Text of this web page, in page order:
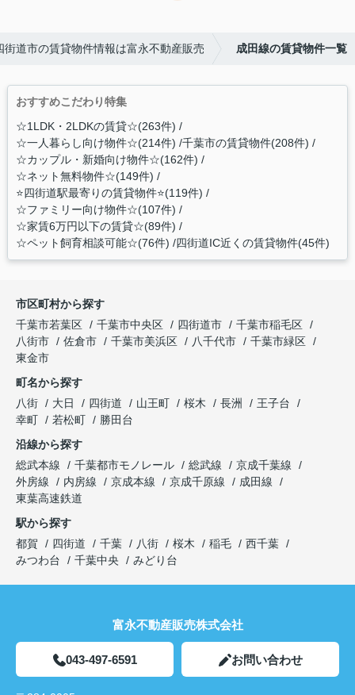
街道市の賃貸物件情報は富永不動産販売 成田線の賃貸物件一覧
おすすめこだわり特集
☆1LDK・2LDKの賃貸☆(263件)
☆一人暮らし向け物件☆(214件) 千葉市の賃貸物件(208件)
☆カップル・新婚向け物件☆(162件)
☆ネット無料物件☆(149件)
⭐️四街道駅最寄りの賃貸物件⭐️(119件)
☆ファミリー向け物件☆(107件)
☆家賃6万円以下の賃貸☆(89件)
☆ペット飼育相談可能☆(76件) 四街道IC近くの賃貸物件(45件)
市区町村から探す
千葉市若葉区
千葉市中央区 四街道市
千葉市稲毛区
八街市
佐倉市 千葉市美浜区 八千代市
千葉市緑区
東金市
町名から探す
八街
大日 四街道 山王町 桜木 長洲
王子台
幸町
若松町
勝田台
沿線から探す
総武本線
千葉都市モノレール 総武線
京成千葉線
外房線
内房線 京成本線 京成千原線
成田線
東葉高速鉄道
駅から探す
都賀
四街道 千葉 八街 桜木 稲毛
西千葉
みつわ台
千葉中央 みどり台
富永不動産販売株式会社
043-497-6591 お問い合わせ